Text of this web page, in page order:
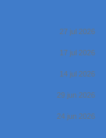
27 jul 2026
17 jul 2026
14 jul 2026
29 jun 2026
24 jun 2026